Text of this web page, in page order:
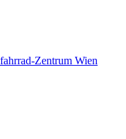
Zentrum Wien